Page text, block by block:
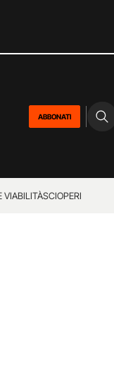
ABBONATI
VIABILITÀSCIOPERI